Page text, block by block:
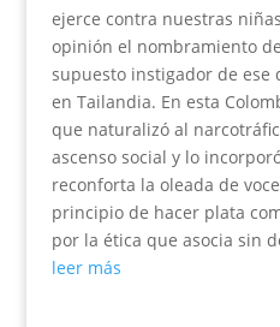
ejerce contra nuestras
opinión el nombramiento
supuesto instigador de ese
en Tailandia. En esta
que naturalizó al
ascenso social y lo
reconforta la oleada de
principio de hacer plata
por la ética que asocia sin
leer más